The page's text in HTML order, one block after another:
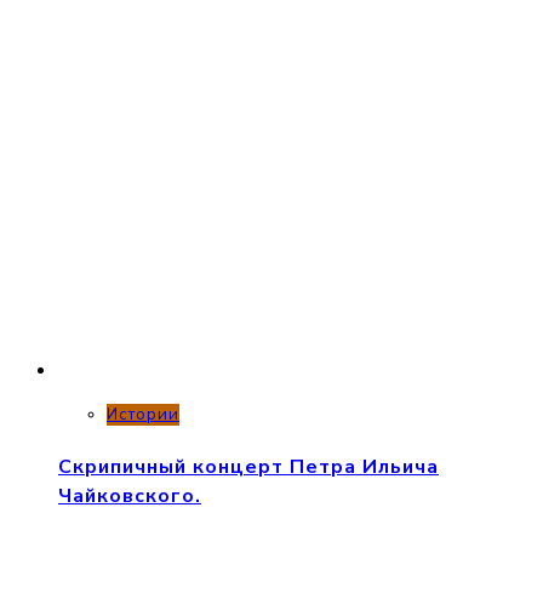
Истории
Скрипичный концерт Петра Ильича
Чайковского.